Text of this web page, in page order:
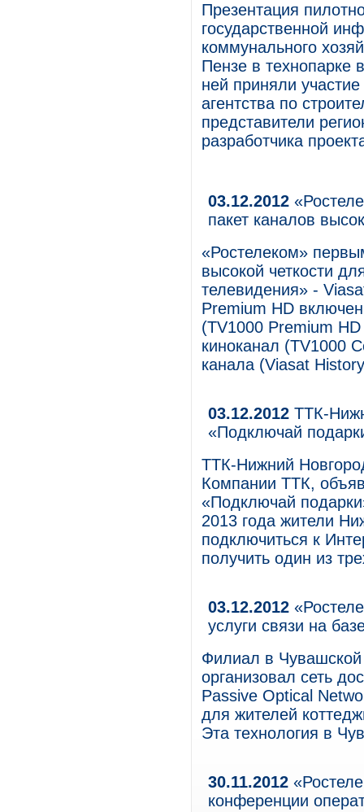
Презентация
государственной
коммунального
Пензе в технопарке
ней приняли
агентства по
представители
разработчика
03.12.2012
пакет каналов
«Ростелеком»
высокой четкости
телевидения» -
Premium HD
(TV1000 Premium
киноканал (TV1000
канала (Viasat
03.12.2012 ТТК-
«Подключай
ТТК-Нижний
Компании ТТК,
«Подключай
2013 года жители
подключиться к
получить один из
03.12.2012
услуги связи на
Филиал в
организовал сеть
Passive Optical
для жителей
Эта технология в
30.11.2012
конференции